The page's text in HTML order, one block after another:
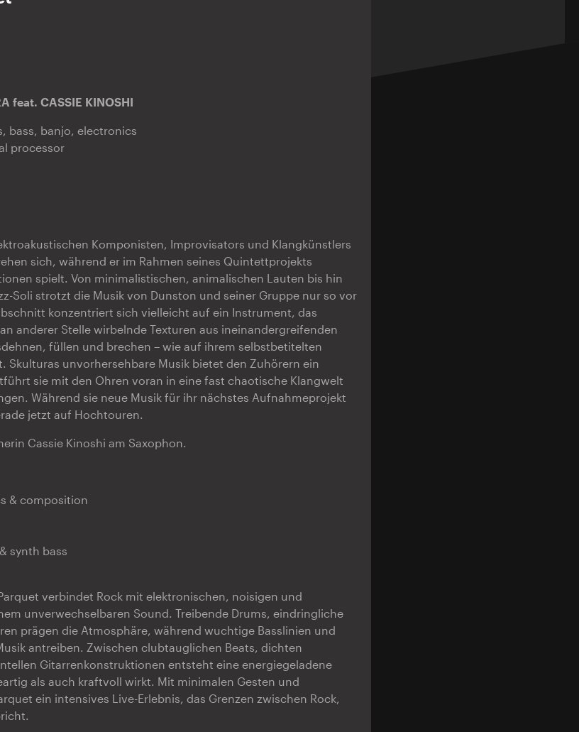
feat. CASSIE KINOSHI
bass, banjo, electronics
processor
Komponisten, Improvisators und Klangkünstlers
sich, während er im Rahmen seines Quintettprojekts
spielt. Von minimalistischen, animalischen Lauten bis hin
Soli strotzt die Musik von Dunston und seiner Gruppe nur so vor
konzentriert sich vielleicht auf ein Instrument, das
anderer Stelle wirbelnde Texturen aus ineinandergreifenden
füllen und brechen – wie auf ihrem selbstbetitelten
Skulturas unvorhersehbare Musik bietet den Zuhörern ein
sie mit den Ohren voran in eine fast chaotische Klangwelt
Während sie neue Musik für ihr nächstes Aufnahmeprojekt
jetzt auf Hochtouren.
Cassie Kinoshi am Saxophon.
& composition
synth bass
verbindet Rock mit elektronischen, noisigen und
unverwechselbaren Sound. Treibende Drums, eindringliche
prägen die Atmosphäre, während wuchtige Basslinien und
antreiben. Zwischen clubtauglichen Beats, dichten
Gitarrenkonstruktionen entsteht eine energiegeladene
als auch kraftvoll wirkt. Mit minimalen Gesten und
ein intensives Live-Erlebnis, das Grenzen zwischen Rock,